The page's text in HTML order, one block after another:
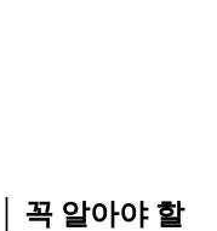
꼭 알아야 할